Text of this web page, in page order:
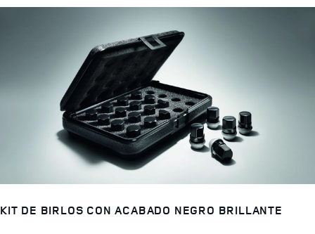
KIT DE BIRLOS CON ACABADO NEGRO BRILLANTE